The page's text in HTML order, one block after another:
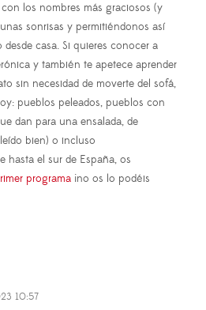
los nombres más graciosos (y
sonrisas y permitiéndonos así
casa. Si quieres conocer a
y también te apetece aprender
sin necesidad de moverte del sofá,
pueblos peleados, pueblos con
dan para una ensalada, de
bien) o incluso
hasta el sur de España, os
programa ¡no os lo podéis
10:57